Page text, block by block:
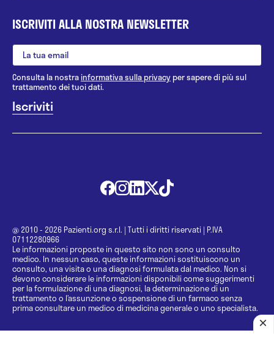
ISCRIVITI ALLA NOSTRA NEWSLETTER
Consulta la nostrainformativa sulla privacy per sapere di più sul
trattamento dei tuoi dati.
@ 2010 - 2026 Pazienti.org s.r.l. | Tutti i diritti riservati | P.IVA
07112280966
Le informazioni proposte in questo sito non sono un consulto
medico. In nessun caso, queste informazioni sostituiscono un
consulto, una visita o una diagnosi formulata dal medico. Non si
devono considerare le informazioni disponibili come suggerimenti
per la formulazione di una diagnosi, la determinazione di un
trattamento o l’assunzione o sospensione di un farmaco senza
prima consultare un medico di medicina generale o uno specialista.